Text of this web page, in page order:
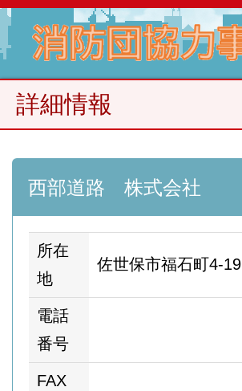
詳細情報
西部道路 株式会社
所在
地
佐世保市福石町4-19
電話
番号
FAX